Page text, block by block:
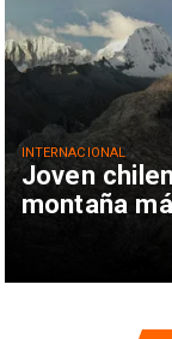
Joven
montaña
INTERNACIONAL